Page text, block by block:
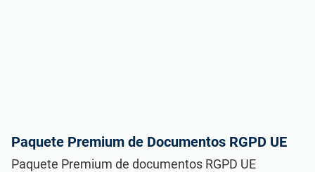
Paquete Premium de Documentos RGPD UE
Paquete Premium de documentos RGPD UE